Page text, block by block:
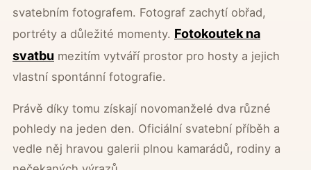
svatebním fotografem. Fotograf zachytí obřad,
portréty a důležité momenty. Fotokoutek na
svatbu mezitím vytváří prostor pro hosty a jejich
vlastní spontánní fotografie.
Právě díky tomu získají novomanželé dva různé
pohledy na jeden den. Oficiální svatební příběh a
vedle něj hravou galerii plnou kamarádů, rodiny a